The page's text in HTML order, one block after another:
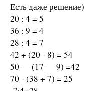
Есть даже решение)
20 : 4 = 5
36 : 9 = 4
28 : 4 = 7
42 + (20 - 8) = 54
50 — (17 — 9) =42
70 - (38 + 7) = 25